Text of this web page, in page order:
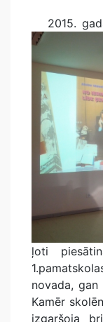
2015.
ļoti
novada,
Kamēr
izgaršoja